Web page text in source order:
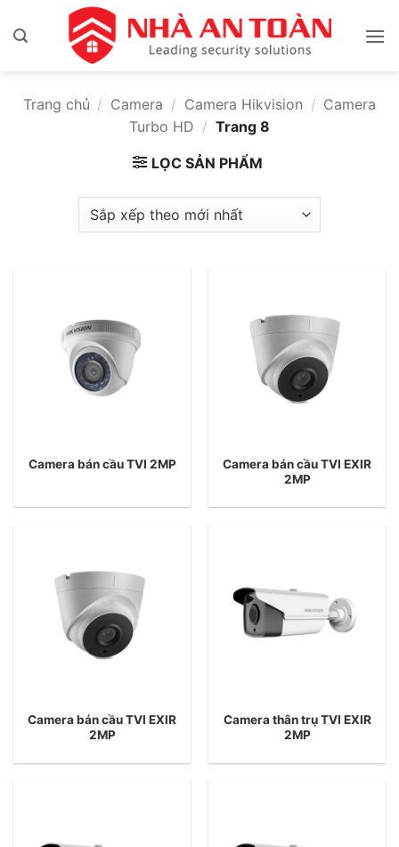
qua
Trang chủ / Camera / Camera Hikvision / Camera
Turbo HD / Trang 8
LỌC SẢN PHẨM
Camera bán cầu TVI 2MP
Camera bán cầu TVI EXIR
2MP
Camera bán cầu TVI EXIR
2MP
Camera thân trụ TVI EXIR
2MP